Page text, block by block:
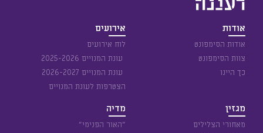
אודות
אודות הסימפונט
צוות הסימפונט
כך היינו
אירועים
לוח אירועים
עונת המנויים 2025-2026
עונת המנויים 2026-2027
הצטרפות לעונת המנויים
מגזין
מאחורי הצלילים
מדיה
״האור הפנימי״